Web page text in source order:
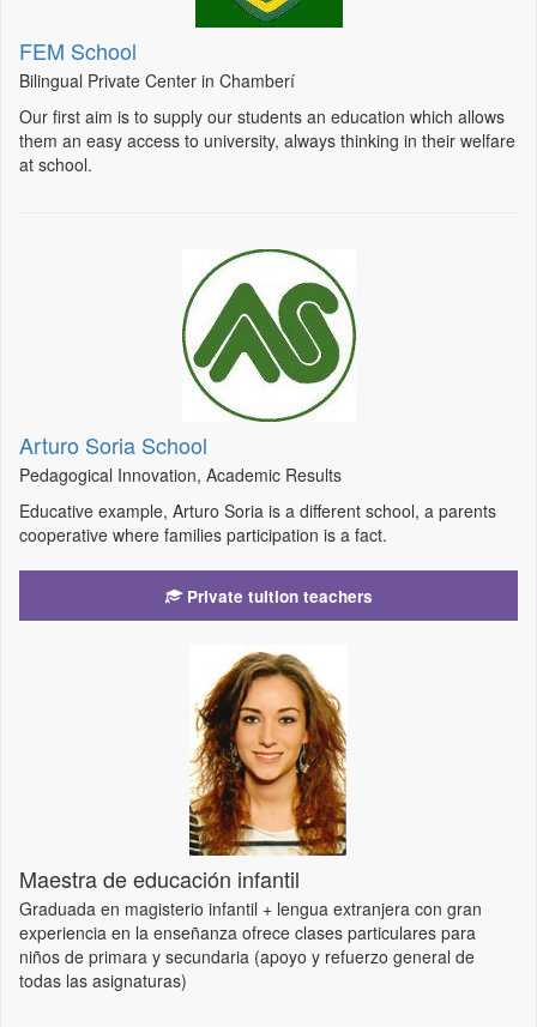
FEM School
Bilingual Private Center in Chamberí
Our first aim is to supply our students an education which allows
them an easy access to university, always thinking in their welfare
at school.
Arturo Soria School
Pedagogical Innovation, Academic Results
Educative example, Arturo Soria is a different school, a parents
cooperative where families participation is a fact.
Private tuition teachers
Maestra de educación infantil
Graduada en magisterio infantil + lengua extranjera con gran
experiencia en la enseñanza ofrece clases particulares para
niños de primara y secundaria (apoyo y refuerzo general de
todas las asignaturas)